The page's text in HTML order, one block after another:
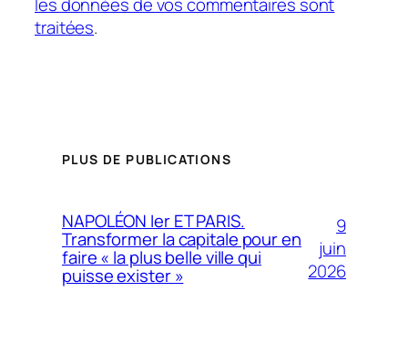
traitées.
PLUS DE PUBLICATIONS
NAPOLÉON Ier ET PARIS.
Transformer la capitale pour en
faire « la plus belle ville qui
puisse exister »
9
juin
2026